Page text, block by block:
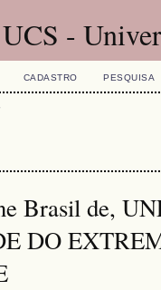
-
CADASTRO PESQUISA
Brasil de,
DO